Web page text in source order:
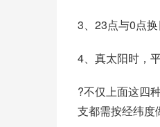
3、23点与0点
4、真太阳时，
?不仅上面这四
支都需按经纬